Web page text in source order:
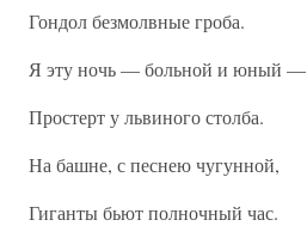
Гондол безмолвные гроба.
Я эту ночь — больной и юный —
Простерт у львиного столба.
На башне, с песнею чугунной,
Гиганты бьют полночный час.